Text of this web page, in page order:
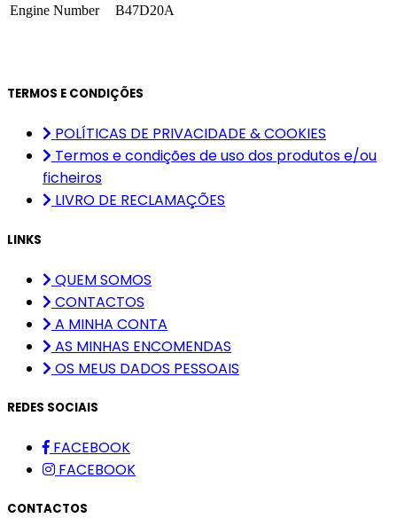
Engine Number
B47D20A
TERMOS E CONDIÇÕES
POLÍTICAS DE PRIVACIDADE & COOKIES
Termos e condições de uso dos produtos e/ou
ficheiros
LIVRO DE RECLAMAÇÕES
LINKS
QUEM SOMOS
CONTACTOS
A MINHA CONTA
AS MINHAS ENCOMENDAS
OS MEUS DADOS PESSOAIS
REDES SOCIAIS
FACEBOOK
FACEBOOK
CONTACTOS